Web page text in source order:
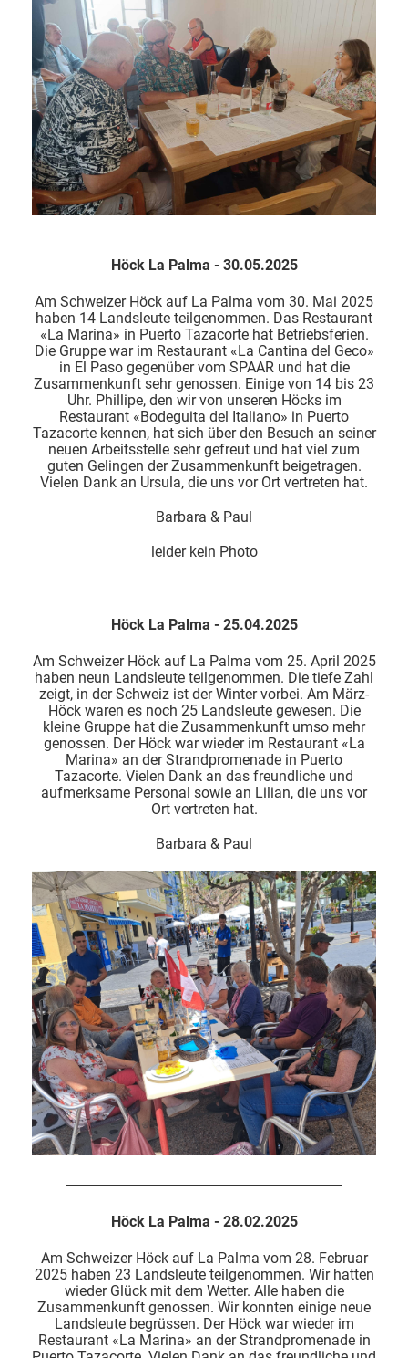
Höck La Palma - 30.05.2025
Am Schweizer Höck auf La Palma vom 30. Mai 2025
haben 14 Landsleute teilgenommen. Das Restaurant
«La Marina» in Puerto Tazacorte hat Betriebsferien.
Die Gruppe war im Restaurant «La Cantina del Geco»
in El Paso gegenüber vom SPAAR und hat die
Zusammenkunft sehr genossen. Einige von 14 bis 23
Uhr. Phillipe, den wir von unseren Höcks im
Restaurant «Bodeguita del Italiano» in Puerto
Tazacorte kennen, hat sich über den Besuch an seiner
neuen Arbeitsstelle sehr gefreut und hat viel zum
guten Gelingen der Zusammenkunft beigetragen.
Vielen Dank an Ursula, die uns vor Ort vertreten hat.
Barbara & Paul
leider kein Photo
Höck La Palma - 25.04.2025
Am Schweizer Höck auf La Palma vom 25. April 2025
haben neun Landsleute teilgenommen. Die tiefe Zahl
zeigt, in der Schweiz ist der Winter vorbei. Am März-
Höck waren es noch 25 Landsleute gewesen. Die
kleine Gruppe hat die Zusammenkunft umso mehr
genossen. Der Höck war wieder im Restaurant «La
Marina» an der Strandpromenade in Puerto
Tazacorte. Vielen Dank an das freundliche und
aufmerksame Personal sowie an Lilian, die uns vor
Ort vertreten hat.
Barbara & Paul
Höck La Palma - 28.02.2025
Am Schweizer Höck auf La Palma vom 28. Februar
2025 haben 23 Landsleute teilgenommen. Wir hatten
wieder Glück mit dem Wetter. Alle haben die
Zusammenkunft genossen. Wir konnten einige neue
Landsleute begrüssen. Der Höck war wieder im
Restaurant «La Marina» an der Strandpromenade in